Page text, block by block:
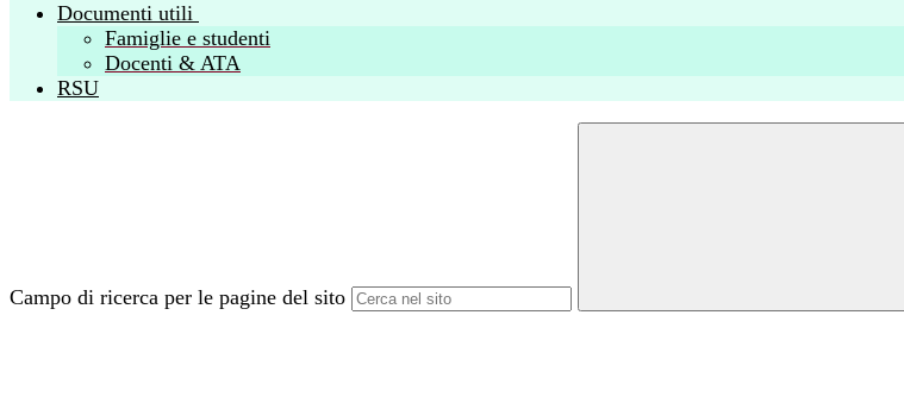
Documenti utili
Famiglie e studenti
Docenti & ATA
RSU
Campo di ricerca per le pagine del sito